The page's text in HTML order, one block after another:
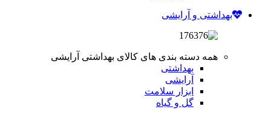
بهداشتی و آرایشی
همه دسته بندی های کالای بهداشتی آرایشی
بهداشتی
آرایشی
ابزار سلامت
گل و گیاه